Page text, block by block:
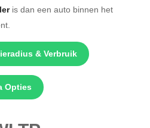
is dan een auto binnen het
& Verbruik
Opties